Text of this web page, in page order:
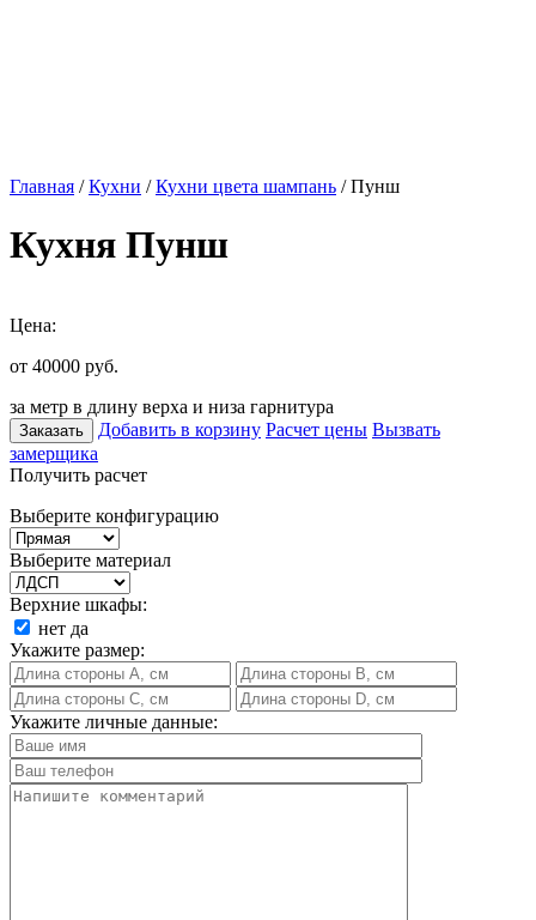
Главная /Кухни /Кухни цвета шампань / Пунш
Кухня Пунш
Цена:
от 40000 руб.
за метр в длину верха и низа гарнитура
Заказать Добавить в корзину Расчет цены Вызвать
замерщика
Получить расчет
Выберите конфигурацию
Выберите материал
Верхние шкафы:
нет да
Укажите размер:
Укажите личные данные: